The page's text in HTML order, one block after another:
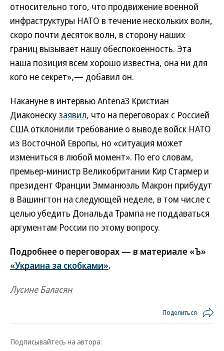
относительно того, что продвижение военной
инфраструктуры НАТО в течение нескольких волн,
скоро почти десяток волн, в сторону наших
границ вызывает нашу обеспокоенность. Эта
наша позиция всем хорошо известна, она ни для
кого не секрет»,— добавил он.
Накануне в интервью Antena3 Кристиан
Диаконеску заявил, что на переговорах с Россией
США отклонили требование о выводе войск НАТО
из Восточной Европы, но «ситуация может
измениться в любой момент». По его словам,
премьер-министр Великобритании Кир Стармер и
президент Франции Эмманюэль Макрон прибудут
в Вашингтон на следующей неделе, в том числе с
целью убедить Дональда Трампа не поддаваться
аргументам России по этому вопросу.
Подробнее о переговорах — в материале «Ъ»
«Украина за скобками».
Лусине Баласян
Поделиться
Подписывайтесь на автора: